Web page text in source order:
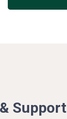
Support